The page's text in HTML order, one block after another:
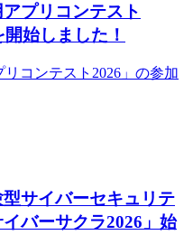
アプリコンテスト
始しました！
リコンテスト2026」の参加
サイバーセキュリテ
バーサクラ2026」始